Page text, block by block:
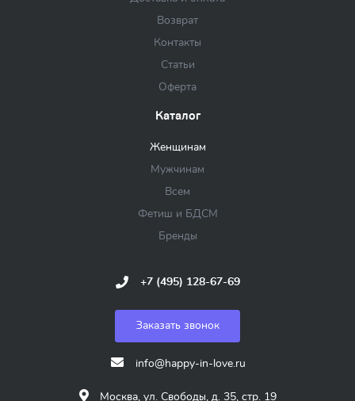
Возврат
Контакты
Статьи
Оферта
Каталог
Женщинам
Мужчинам
Всем
Фетиш и БДСМ
Бренды
+7 (495) 128-67-69
Заказать звонок
info@happy-in-love.ru
Москва, ул. Свободы, д. 35, стр. 19